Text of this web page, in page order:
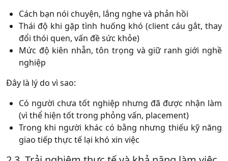
Cách bạn nói chuyện, lắng nghe và phản hồi
Thái độ khi gặp tình huống khó (client cáu gắt, thay
đổi thói quen, vấn đề sức khỏe)
Mức độ kiên nhẫn, tôn trọng và giữ ranh giới nghề
nghiệp
Đây là lý do vì sao:
Có người chưa tốt nghiệp nhưng đã được nhận làm
(vì thể hiện tốt trong phỏng vấn, placement)
Trong khi người khác có bằng nhưng thiếu kỹ năng
giao tiếp thực tế lại khó xin việc